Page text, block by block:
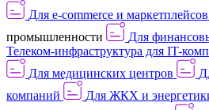
Для e-commerce и маркетплейсов
промышленности
Для
Телеком-инфраструктура для IT-
Для медицинских центров
компаний
Для ЖКХ и